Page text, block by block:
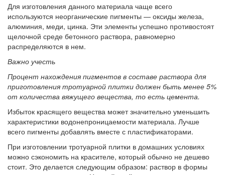
Для изготовления данного материала чаще всего
используются неорганические пигменты — оксиды железа,
алюминия, меди, цинка. Эти элементы успешно противостоят
щелочной среде бетонного раствора, равномерно
распределяются в нем.
Важно учесть
Процент нахождения пигментов в составе раствора для
приготовления тротуарной плитки должен быть менее 5%
от количества вяжущего вещества, то есть цемента.
Избыток красящего вещества может значительно уменьшить
характеристики водонепроницаемости материала. Лучше
всего пигменты добавлять вместе с пластификаторами.
При изготовлении тротуарной плитки в домашних условиях
можно сэкономить на красителе, который обычно не дешево
стоит. Это делается следующим образом: раствор в формы